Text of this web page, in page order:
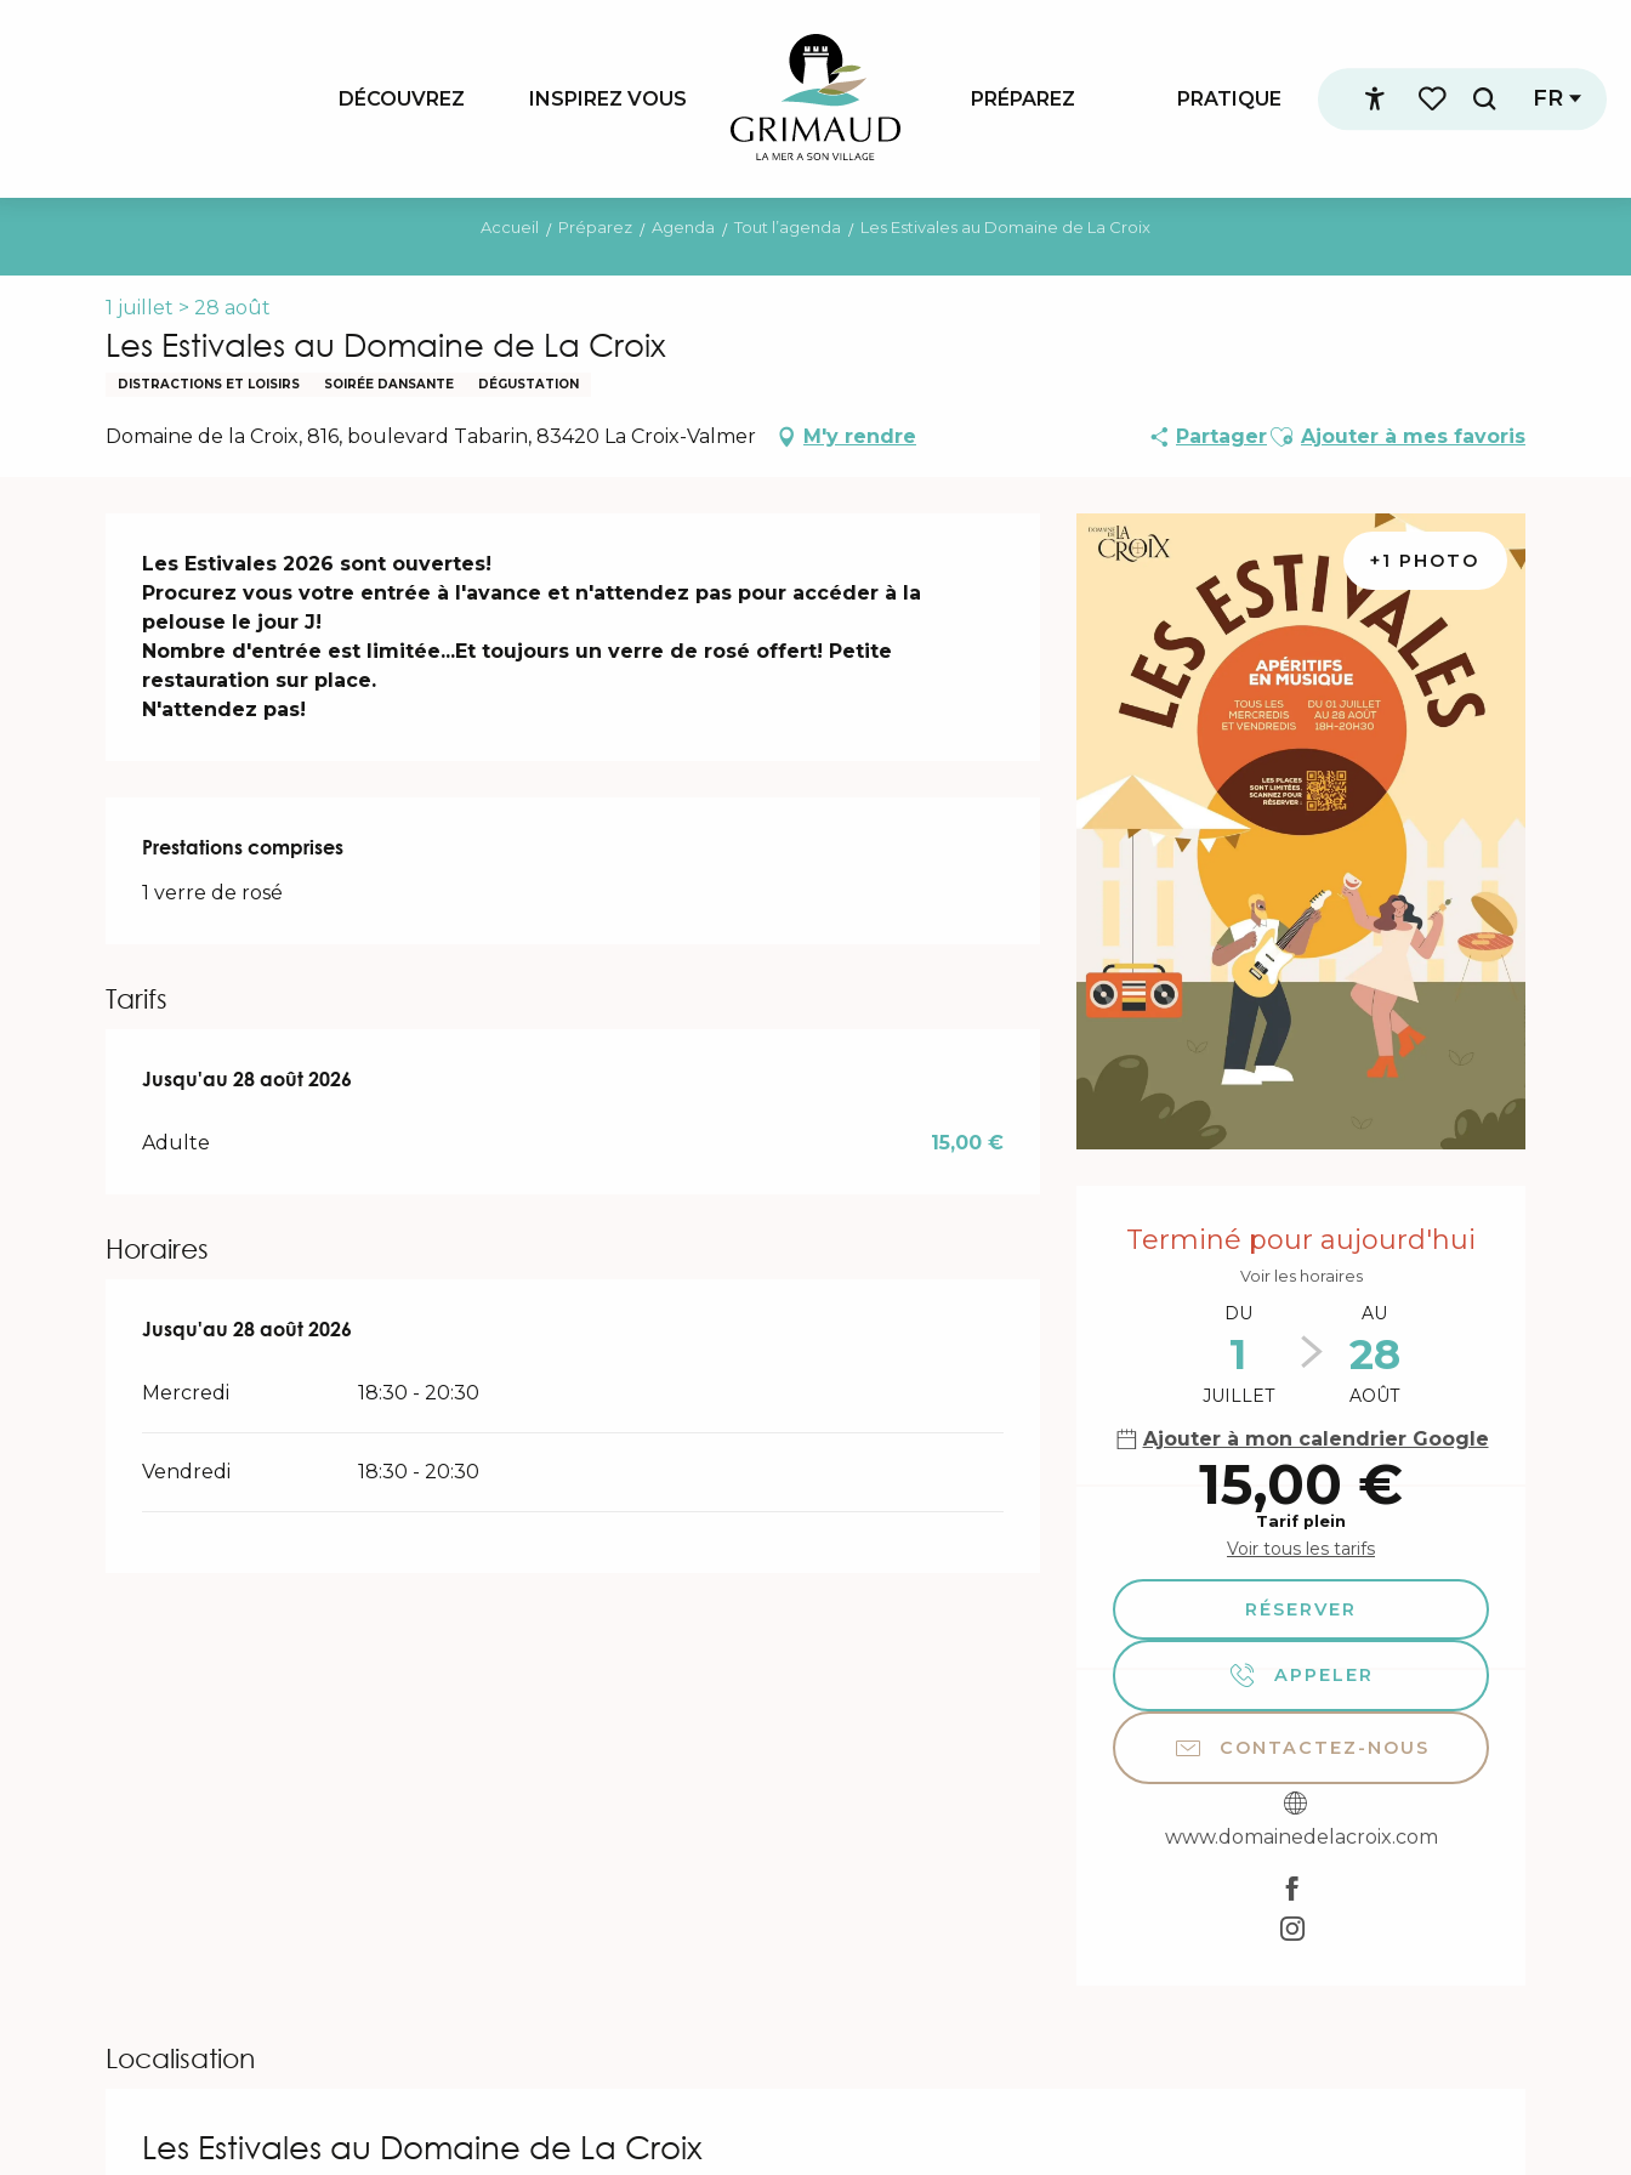
Accessibilité
Voir les favoris
Recherche
FR
DÉCOUVREZ INSPIREZ VOUS PRÉPAREZ PRATIQUE
Accueil Préparez Agenda Tout l’agenda Les Estivales au Domaine de La Croix
1 juillet > 28 août
Les Estivales au Domaine de La Croix
DISTRACTIONS ET LOISIRS SOIRÉE DANSANTE DÉGUSTATION
Domaine de la Croix, 816, boulevard Tabarin, 83420 La Croix-Valmer M'y rendre PartagerAjouter aux favoris
Ajouter à mes favoris
+1 PHOTO
Ouverture et
Terminé pour aujourd'hui
Voir les horaires
DU
1
JUILLET
AU
28
AOÛT
Ajouter à mon calendrier Google
15,00 €
Tarif plein
Voir tous les tarifs
RÉSERVER
APPELER
CONTACTEZ-NOUS
www.domainedelacroix.com
Description
Les Estivales 2026 sont ouvertes!
Procurez vous votre entrée à l'avance et n'attendez pas pour accéder à la
pelouse le jour J!
Nombre d'entrée est limitée...Et toujours un verre de rosé offert! Petite
restauration sur place.
N'attendez pas!
Prestations comprises
Prestations comprises
1 verre de rosé
Tarifs
Du1 juillet 2026au28 août 2026
Jusqu'au 28 août 2026
Adulte 15,00 €
Horaires
Du1 juillet 2026au28 août 2026
Jusqu'au 28 août 2026
Mercredi 18:30 - 20:30
Vendredi 18:30 - 20:30
Localisation
Les Estivales au Domaine de La Croix